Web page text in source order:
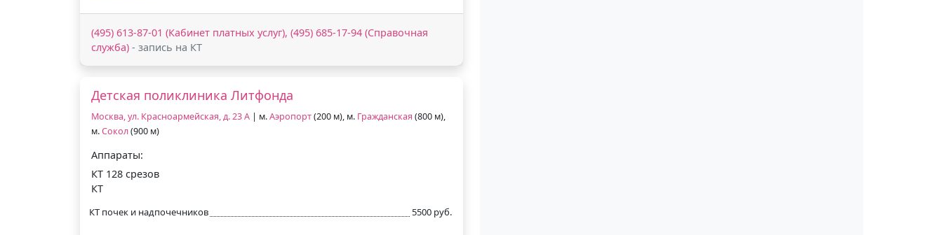
(495) 613-87-01 (Кабинет платных услуг), (495) 685-17-94 (Справочная
служба) - запись на КТ
Детская поликлиника Литфонда
Москва, ул. Красноармейская, д. 23 А | м.Аэропорт(200 м), м. Гражданская (800 м),
м.Сокол(900 м)
Аппараты:
КТ 128 срезов
КТ
КТ почек и надпочечников 5500 руб.